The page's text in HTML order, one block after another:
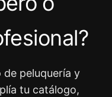
peluquería y
tu catálogo,